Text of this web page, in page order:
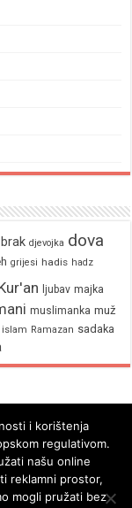
brak djevojka dova
grijesi hadis hadz
ljubav majka
muslimanka muž
islam Ramazan sadaka
i korištenja
regulativom.
našu online
reklamni prostor,
mogli pružati bez